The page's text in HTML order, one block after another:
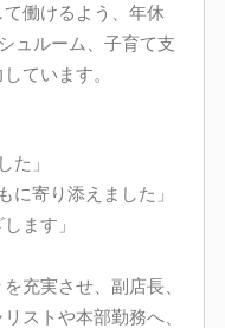
働けるよう、年休
ュルーム、子育て支
ています。
た」
に寄り添えました」
ます」
充実させ、副店長、
ストや本部勤務へ、